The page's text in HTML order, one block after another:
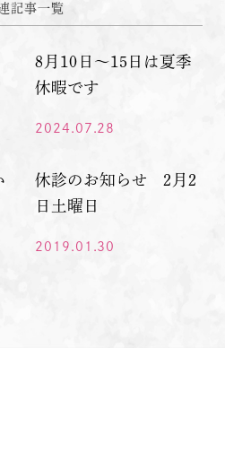
記事一覧
8月10日～15日は夏季
休暇です
2024.07.28
休診のお知らせ 2月2
日土曜日
2019.01.30